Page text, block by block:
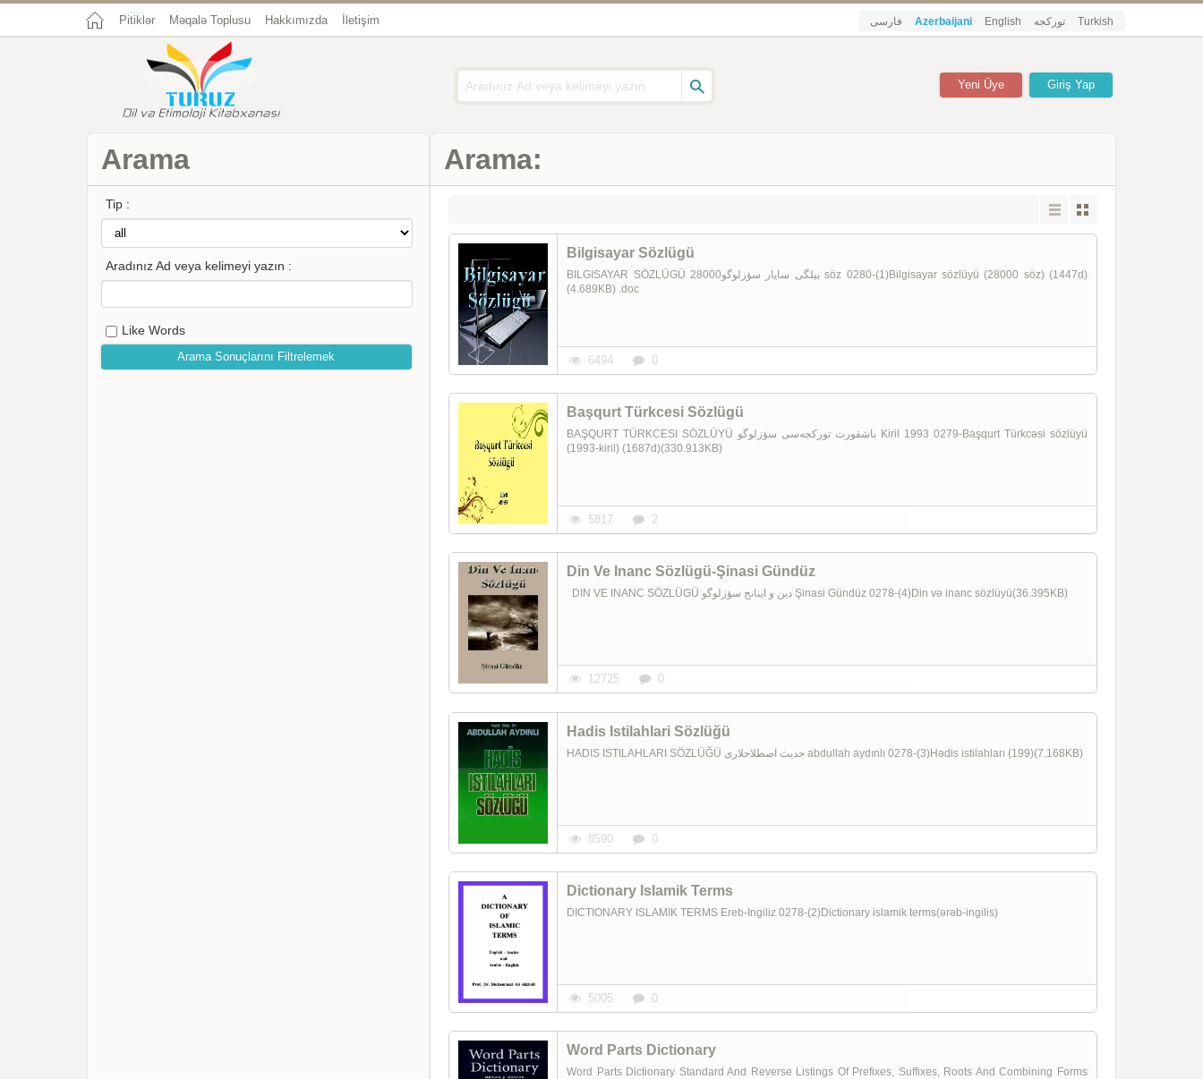
Pitiklər Məqalə Toplusu Hakkımızda İletişim فارسی Azerbaijani English تورکجه Turkish
Giriş Yap
Yeni Üye
Arama:
Bilgisayar Sözlügü
BILGISAYAR SÖZLÜGÜ بیلگی سایار سؤزلوگو28000 söz 0280-(1)Bilgisayar sözlüyü (28000 söz) (1447d)
(4.689KB) .doc
6494 0
Başqurt Türkcesi Sözlügü
BAŞQURT TÜRKCESI SÖZLÜYÜ باشقورت تورکجه‌سی سؤزلوگو Kiril 1993 0279-Başqurt Türkcəsi sözlüyü
(1993-kiril) (1687d)(330.913KB)
5817 2
Din Ve Inanc Sözlügü-Şinasi Gündüz
DIN VE INANC SÖZLÜGÜ دین و اینانج سؤزلوگو Şinasi Gündüz 0278-(4)Din və inanc sözlüyü(36.395KB)
12725 0
Hadis Istilahlari Sözlüğü
HADIS ISTILAHLARI SÖZLÜĞÜ حدیث اصطلاحلاری abdullah aydınlı 0278-(3)Hədis istilahları (199)(7.168KB)
8590 0
Dictionary Islamik Terms
DICTIONARY ISLAMIK TERMS Ereb-Ingiliz 0278-(2)Dictionary islamik terms(ərəb-ingilis)
5005 0
Word Parts Dictionary
Word Parts Dictionary Standard And Reverse Listings Of Prefixes, Suffixes, Roots And Combining Forms
Arama
Tip :
Aradınız Ad veya kelimeyi yazın :
Like Words